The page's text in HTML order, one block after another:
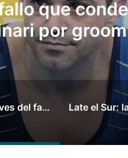
la canción de
compuesta
Las claves del fallo que condenó a Federico Molinari por grooming